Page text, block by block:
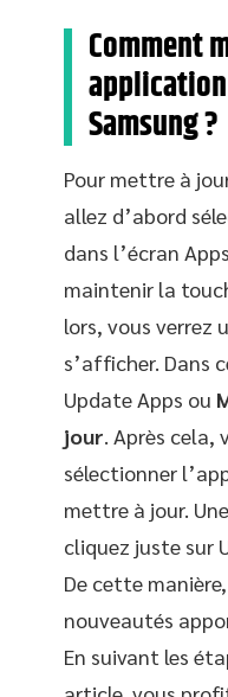
Comment
Samsung ?
Pour mettre à
allez d’abord
dans l’écran
maintenir la
lors, vous verrez
s’afficher. Dans
Update Apps ou
jour . Après
sélectionner
mettre à jour.
cliquez juste sur
De cette
nouveautés
En suivant les